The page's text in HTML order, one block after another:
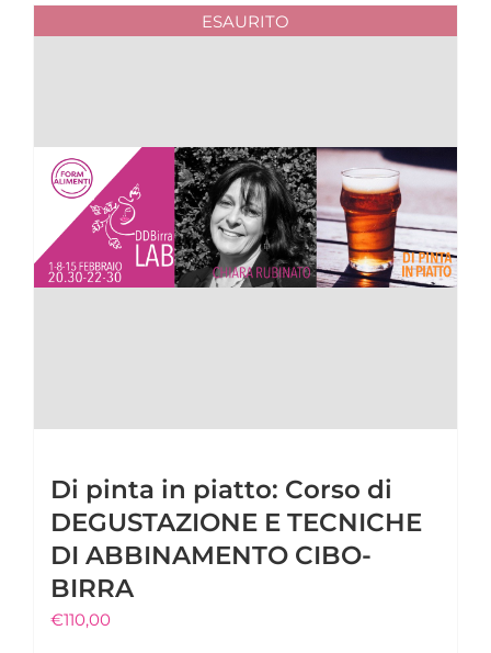
ESAURITO
Di pinta in piatto: Corso di
DEGUSTAZIONE E TECNICHE
DI ABBINAMENTO CIBO-
BIRRA
€110,00